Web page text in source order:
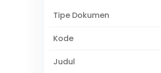
Tipe Dokumen
Kode
Judul